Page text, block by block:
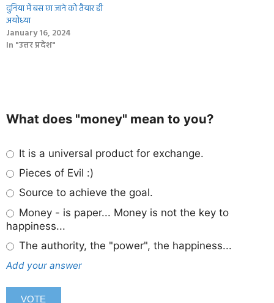
दुनिया में बस छा जाने को तैयार ही
अयोध्‍या
January 16, 2024
In "उत्तर प्रदेश"
What does "money" mean to you?
It is a universal product for exchange.
Pieces of Evil :)
Source to achieve the goal.
Money - is paper... Money is not the key to
happiness...
The authority, the "power", the happiness...
Add your answer